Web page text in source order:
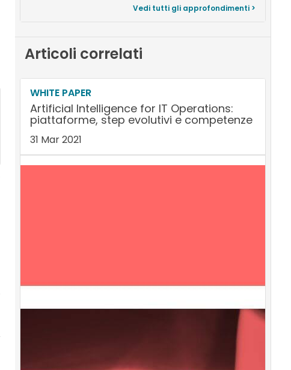
Vedi tutti gli approfondimenti >
Articoli correlati
WHITE PAPER
Artificial Intelligence for IT Operations:
piattaforme, step evolutivi e competenze
31 Mar 2021